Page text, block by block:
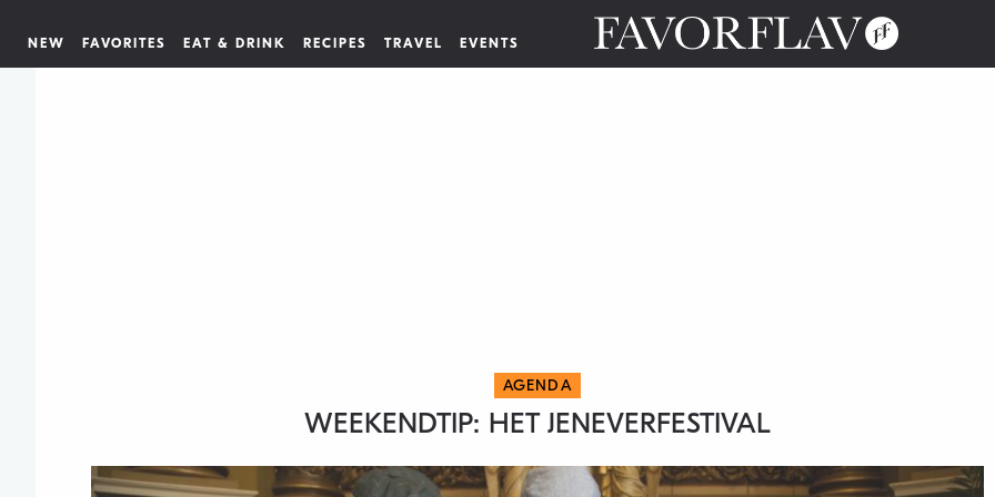
NEW FAVORITES EAT & DRINK RECIPES TRAVEL EVENTS
AGENDA
WEEKENDTIP: HET JENEVERFESTIVAL